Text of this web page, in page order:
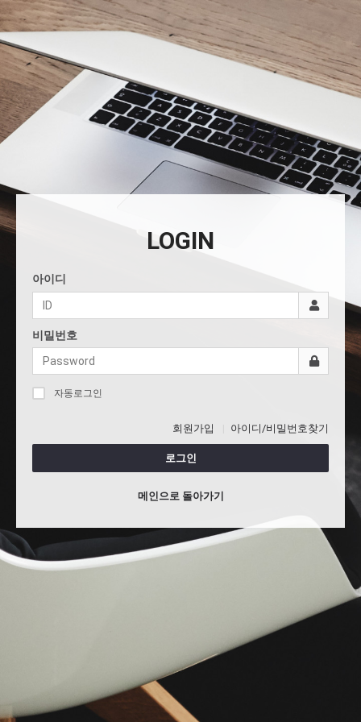
LOGIN
아이디
비밀번호
자동로그인
회원가입 아이디/비밀번호찾기
로그인
메인으로 돌아가기